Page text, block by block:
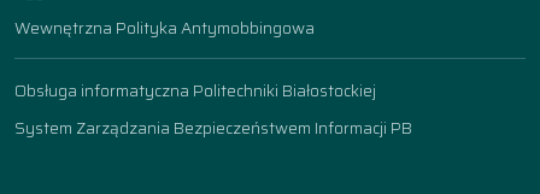
Wewnętrzna Polityka Antymobbingowa
Obsługa informatyczna Politechniki Białostockiej
System Zarządzania Bezpieczeństwem Informacji PB